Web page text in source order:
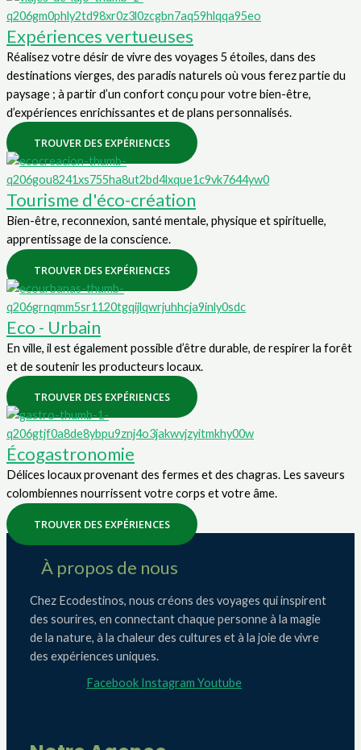
Expériences vertueuses
Réalisez votre désir de vivre des voyages 5 étoiles, dans des
destinations vierges, des paradis naturels où vous ferez partie du
paysage ; à partir d’un confort conçu pour votre bien-être,
d’expériences enrichissantes et de plans personnalisés.
TROUVER DES EXPÉRIENCES
Tourisme d'éco-création
Bien-être, reconnexion, santé mentale, physique et spirituelle,
apprentissage de la conscience.
TROUVER DES EXPÉRIENCES
Eco - Urbain
En ville, il est également possible d’être durable, de respirer la forêt
et de soutenir les producteurs locaux.
TROUVER DES EXPÉRIENCES
Écogastronomie
Délices locaux provenant des fermes et des chagras. Les saveurs
colombiennes nourrissent votre corps et votre âme.
TROUVER DES EXPÉRIENCES
À propos de nous
Chez Ecodestinos, nous créons des voyages qui inspirent
des sourires, en connectant chaque personne à la magie
de la nature, à la chaleur des cultures et à la joie de vivre
des expériences uniques.
Facebook Instagram Youtube